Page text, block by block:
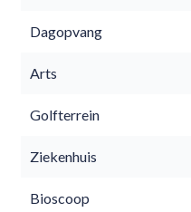
Dagopvang
Arts
Golfterrein
Ziekenhuis
Bioscoop